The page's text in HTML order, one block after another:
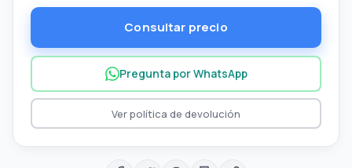
Consultar precio
Pregunta por WhatsApp
Ver política de devolución